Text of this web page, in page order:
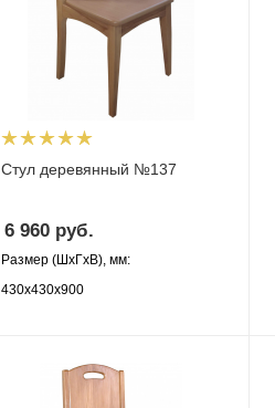
Стул деревянный №137
6 960 руб.
Размер (ШхГхВ), мм:
430х430х900